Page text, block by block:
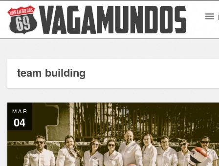
team building
MAR
04